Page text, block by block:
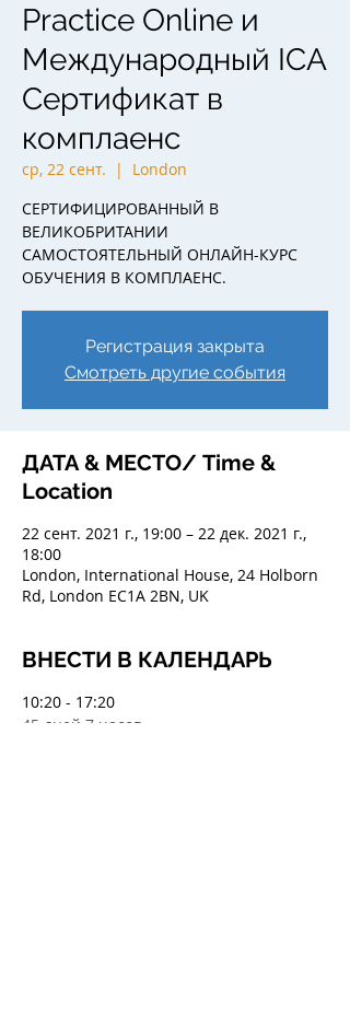
Practice Online и
Международный ICA
Сертификат в
комплаенс
ср, 22 сент.
  |
London
СЕРТИФИЦИРОВАННЫЙ В
ВЕЛИКОБРИТАНИИ
САМОСТОЯТЕЛЬНЫЙ ОНЛАЙН-КУРС
ОБУЧЕНИЯ В КОМПЛАЕНС.
Регистрация закрыта
Смотреть другие события
ДАТА & МЕСТО/ Time &
Location
22 сент. 2021 г., 19:00 – 22 дек. 2021 г.,
18:00
London, International House, 24 Holborn
Rd, London EC1A 2BN, UK
ВНЕСТИ В КАЛЕНДАРЬ
10:20 - 17:20
45 дней 7 часов